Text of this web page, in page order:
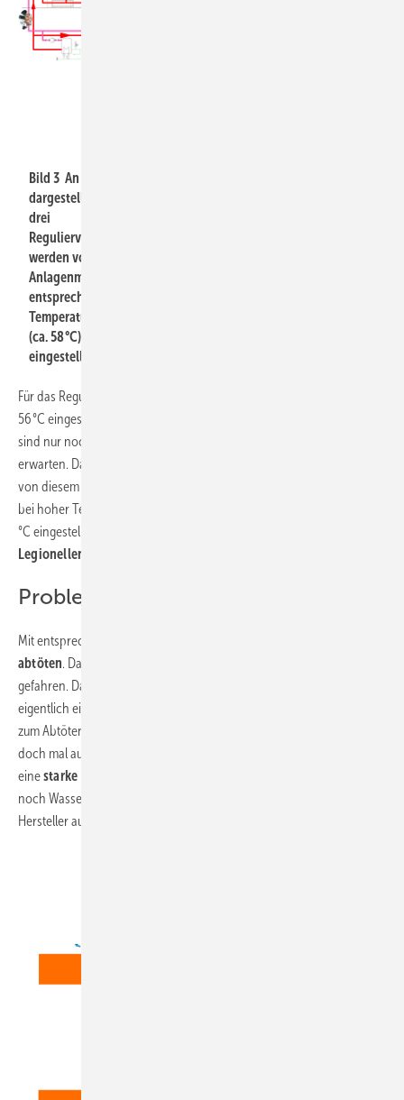
Bild 3 An den
dargestellten
drei
Regulierventilen
werden vom
Anlagenmechaniker
entsprechende
Temperaturen
(ca. 58 °C)
eingestellt.
Für das Regulierventil
56 °C eingestellt wird. Klar, denn von diesem Punkt im Zirkulationsnetz
sind nur noch
erwarten. Das Ventil im Strang II wird auf 57 °C voreingestellt, denn
von diesem Strang hat das Zirkulationswasser ja noch einen Rückweg
bei hoher Temperatur zurückzulegen. Strang III wird vielleicht auf 58
°C eingestellt, damit der lange Weg bei bestem
Legionellen
Problem der Desinfektion
Mit entsprechender Hitze könnte man zwischenzeitlich
abtöten. Dazu wird üblicherweise eine Temperatur von 70 °C im Netz
gefahren. Das Verhalten eines thermischen Regulierventils würde nun
eigentlich eine thermische Desinfektion verhindern. Wenn nämlich
zum Abtöten von Legionellen die Temperatur des Zirkulationsnetzes
doch mal auf 70 °C gebracht werden müsste, dann würde eigentlich
einestarke Drosselstellung
noch Wasser durchlässt. Eigentlich ja, aber uneigentlich haben einige
Hersteller auch das in den Griff gekriegt, wiederum ohne Hilfsenergie.